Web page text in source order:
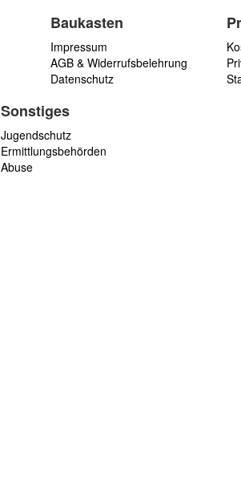
Baukasten
Impressum
AGB & Widerrufsbelehrung
Datenschutz
Sonstiges
Jugendschutz
Ermittlungsbehörden
Abuse